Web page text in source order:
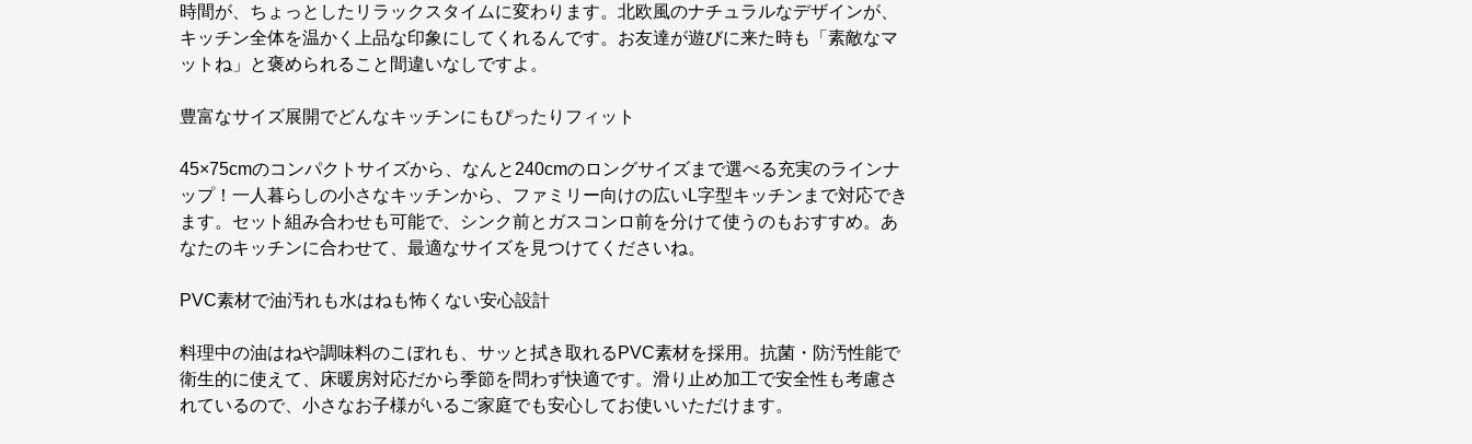
時間が、ちょっとしたリラックスタイムに変わります。北欧風のナチュラルなデザインが、
キッチン全体を温かく上品な印象にしてくれるんです。お友達が遊びに来た時も「素敵なマ
ットね」と褒められること間違いなしですよ。
豊富なサイズ展開でどんなキッチンにもぴったりフィット
45×75cmのコンパクトサイズから、なんと240cmのロングサイズまで選べる充実のラインナ
ップ！一人暮らしの小さなキッチンから、ファミリー向けの広いL字型キッチンまで対応でき
ます。セット組み合わせも可能で、シンク前とガスコンロ前を分けて使うのもおすすめ。あ
なたのキッチンに合わせて、最適なサイズを見つけてくださいね。
PVC素材で油汚れも水はねも怖くない安心設計
料理中の油はねや調味料のこぼれも、サッと拭き取れるPVC素材を採用。抗菌・防汚性能で
衛生的に使えて、床暖房対応だから季節を問わず快適です。滑り止め加工で安全性も考慮さ
れているので、小さなお子様がいるご家庭でも安心してお使いいただけます。